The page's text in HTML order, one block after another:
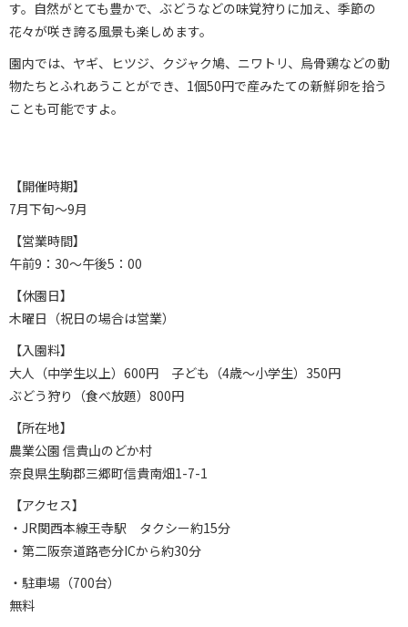
す。自然がとても豊かで、ぶどうなどの味覚狩りに加え、季節の
花々が咲き誇る風景も楽しめます。
園内では、ヤギ、ヒツジ、クジャク鳩、ニワトリ、烏骨鶏などの動
物たちとふれあうことができ、1個50円で産みたての新鮮卵を拾う
ことも可能ですよ。
【開催時期】
7月下旬～9月
【営業時間】
午前9：30～午後5：00
【休園日】
木曜日（祝日の場合は営業）
【入園料】
大人（中学生以上）600円 子ども（4歳～小学生）350円
ぶどう狩り（食べ放題）800円
【所在地】
農業公園 信貴山のどか村
奈良県生駒郡三郷町信貴南畑1-7-1
【アクセス】
・JR関西本線王寺駅 タクシー約15分
・第二阪奈道路壱分ICから約30分
・駐車場（700台）
無料